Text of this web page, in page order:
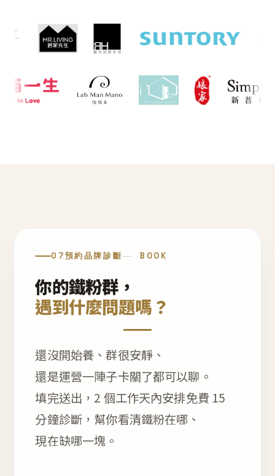
07預約品牌診斷 BOOK
你的鐵粉群，
遇到什麼問題嗎？
還沒開始養、群很安靜、
還是運營一陣子卡關了都可以聊。
填完送出，2 個工作天內安排免費 15
分鐘診斷，幫你看清鐵粉在哪、
現在缺哪一塊。